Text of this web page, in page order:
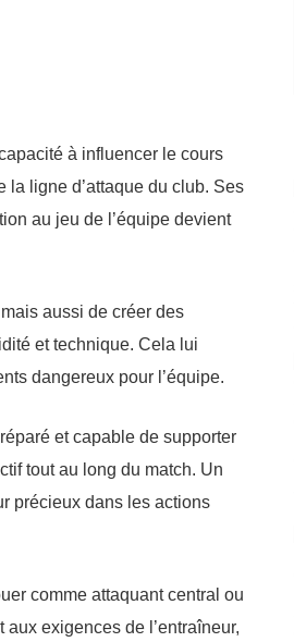
à influencer le cours
la ligne d’attaque du club. Ses
au jeu de l’équipe devient
aussi de créer des
et technique. Cela lui
dangereux pour l’équipe.
et capable de supporter
tout au long du match. Un
précieux dans les actions
comme attaquant central ou
exigences de l’entraîneur,